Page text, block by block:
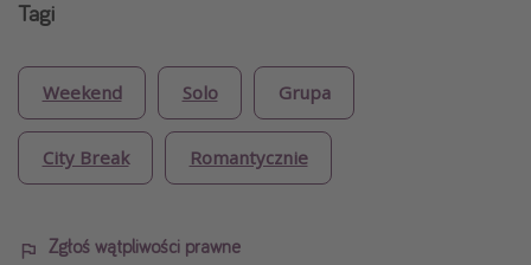
Tagi
Weekend Solo Grupa
City Break Romantycznie
Zgłoś wątpliwości prawne